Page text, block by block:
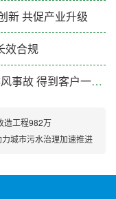
新 共促产业升级
效合规
恒大兴业 通宵达旦-为客户抢修车间排风事故 得到客户一致好评
造工程982万
城市污水治理加速推进